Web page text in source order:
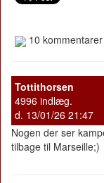
10 kommentarer
Tottithorsen
4996 indlæg.
d. 13/01/26 21:47
Nogen der ser
tilbage til Marseille;)